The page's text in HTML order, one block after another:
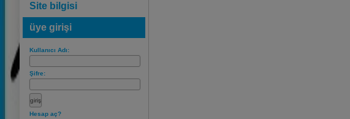
Site bilgisi
üye girişi
Kullanıcı Adı:
Şifre:
Hesap aç?